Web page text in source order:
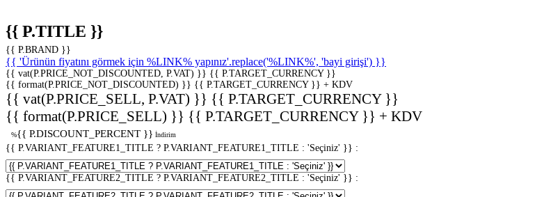
{{ P.TITLE }}
{{ P.BRAND }}
{{ 'Ürünün fiyatını görmek için %LINK% yapınız'.replace('%LINK%', 'bayi girişi') }}
{{ vat(P.PRICE_NOT_DISCOUNTED, P.VAT) }} {{ P.TARGET_CURRENCY }}
{{ format(P.PRICE_NOT_DISCOUNTED) }} {{ P.TARGET_CURRENCY }} + KDV
{{ vat(P.PRICE_SELL, P.VAT) }} {{ P.TARGET_CURRENCY }}
{{ format(P.PRICE_SELL) }} {{ P.TARGET_CURRENCY }} + KDV
%{{ P.DISCOUNT_PERCENT }} İndirim
{{ P.VARIANT_FEATURE1_TITLE ? P.VARIANT_FEATURE1_TITLE : 'Seçiniz' }} :
{{ P.VARIANT_FEATURE2_TITLE ? P.VARIANT_FEATURE2_TITLE : 'Seçiniz' }} :